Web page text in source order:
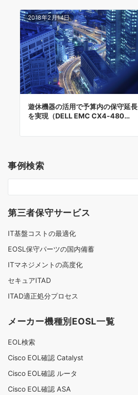
2018年2月14日
遊休機器の活用で予算内の保守延長
を実現（DELL EMC CX4-480…
事例検索
第三者保守サービス
IT基盤コストの最適化
EOSL保守パーツの国内備蓄
ITマネジメントの高度化
セキュアITAD
ITAD適正処分プロセス
メーカー機種別EOSL一覧
EOL検索
Cisco EOL確認 Catalyst
Cisco EOL確認 ルータ
Cisco EOL確認 ASA